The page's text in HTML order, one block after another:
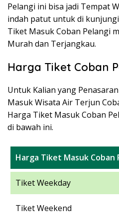
Pelangi ini bisa jadi Tempat
indah patut untuk di
Tiket Masuk Coban Pelangi
Murah dan Terjangkau.
Harga Tiket Coban
Untuk Kalian yang
Masuk Wisata Air Terjun
Harga Tiket Masuk Coban
di bawah ini.
Harga Tiket Masuk Coban
Tiket Weekday
Tiket Weekend